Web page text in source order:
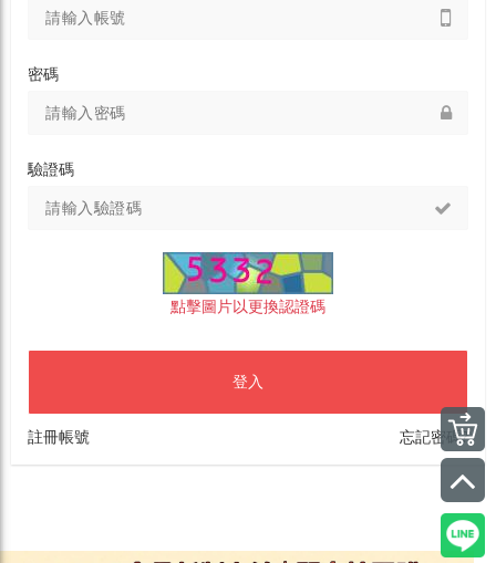
密碼
驗證碼
點擊圖片以更換認證碼
登入
註冊帳號 忘記密碼?